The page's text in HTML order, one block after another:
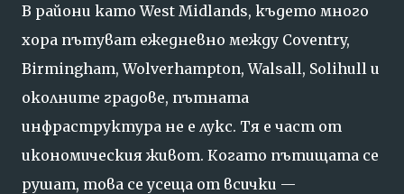
В райони като West Midlands, където много
хора пътуват ежедневно между Coventry,
Birmingham, Wolverhampton, Walsall, Solihull и
околните градове, пътната
инфраструктура не е лукс. Тя е част от
икономическия живот. Когато пътищата се
рушат, това се усеща от всички —